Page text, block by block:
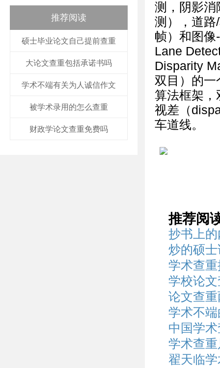
推荐阅读
硕士毕业论文自己提前查重
大论文查重包括承诺书吗
学术不端有关为人诚信作文
被学术录用的怎么查重
财政学论文查重免费吗
测，阴影消
测），道路
帧）和图
Lane
Disparity
双目）的
算法框架，
视差（
车道线。
推荐阅
抄书上
炒的硕
学术查
学校论
论文查
学术不
中国学
学术查
翟天临